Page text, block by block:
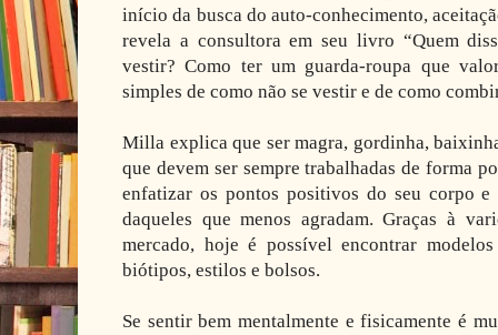
início da busca do auto-conhecimento,
revela a consultora em seu livro “Quem
vestir? Como ter um guarda-roupa que
simples de como não se vestir e de como
Milla explica que ser magra, gordinha,
que devem ser sempre trabalhadas de forma
enfatizar os pontos positivos do seu corpo
daqueles que menos agradam. Graças à
mercado, hoje é possível encontrar
biótipos, estilos e bolsos.
Se sentir bem mentalmente e fisicamente é